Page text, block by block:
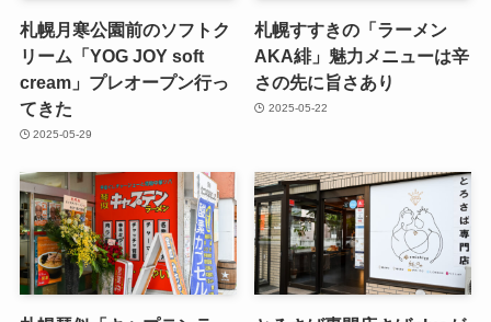
札幌月寒公園前のソフトク
リーム「YOG JOY soft
cream」プレオープン行っ
てきた
2025-05-29
札幌すすきの「ラーメン
AKA緋」魅力メニューは辛
さの先に旨さあり
2025-05-22